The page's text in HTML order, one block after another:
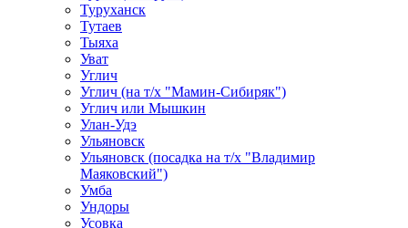
Туруханск
Тутаев
Тыяха
Уват
Углич
Углич (на т/х "Мамин-Сибиряк")
Углич или Мышкин
Улан-Удэ
Ульяновск
Ульяновск (посадка на т/х "Владимир
Маяковский")
Умба
Ундоры
Усовка